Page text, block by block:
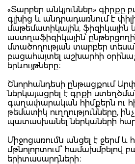
«Տարբեր անկյուններ» գիրքը
գլխից և անդրադառնում է
մաթեմատիկային, ֆիզիկային
աստղաֆիզիկային՝
մտածողության տարբեր
բացահայտել աշխարհի
երևույթները։
Շնորհանդեսի ընթացքում
ներկայացրել է գրքի
գաղափարական հիմքերն ու
թեմատիկ ուղղությունները,
պատասխանել ներկաների
Միջոցառումն անցել է ջերմ և
մթնոլորտում՝ համախմբելով
երիտասարդների։